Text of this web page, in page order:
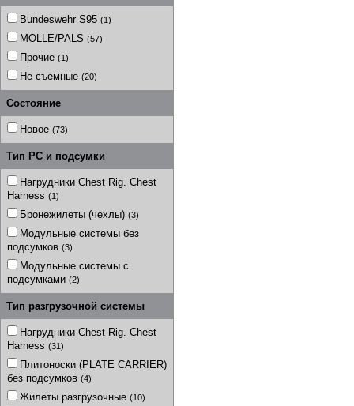
Bundeswehr S95 (1)
MOLLE/PALS (57)
Прочие (1)
Не съемные (20)
Состояние
Новое (73)
Тип РС и подсумки
Нагрудники Chest Rig. Chest
Harness (1)
Бронежилеты (чехлы) (3)
Модульные системы без
подсумков (3)
Модульные системы с
подсумками (2)
Тип разгрузочной системы
Нагрудники Chest Rig. Chest
Harness (31)
Плитоноски (PLATE CARRIER)
без подсумков (4)
Жилеты разгрузочные (10)